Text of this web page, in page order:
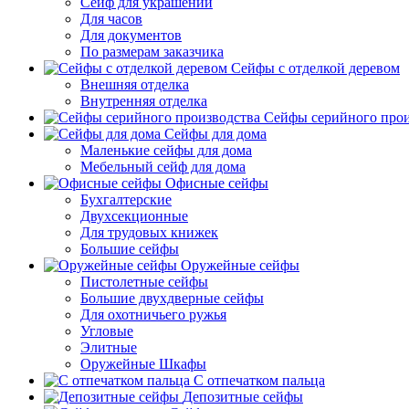
Для часов
Для документов
По размерам заказчика
Сейфы с отделкой деревом
Внешняя отделка
Внутренняя отделка
Сейфы серийного
Сейфы для дома
Маленькие сейфы для дома
Мебельный сейф для дома
Офисные сейфы
Бухгалтерские
Двухсекционные
Для трудовых книжек
Большие сейфы
Оружейные сейфы
Пистолетные сейфы
Большие двухдверные сейфы
Для охотничьего ружья
Угловые
Элитные
Оружейные Шкафы
С отпечатком пальца
Депозитные сейфы